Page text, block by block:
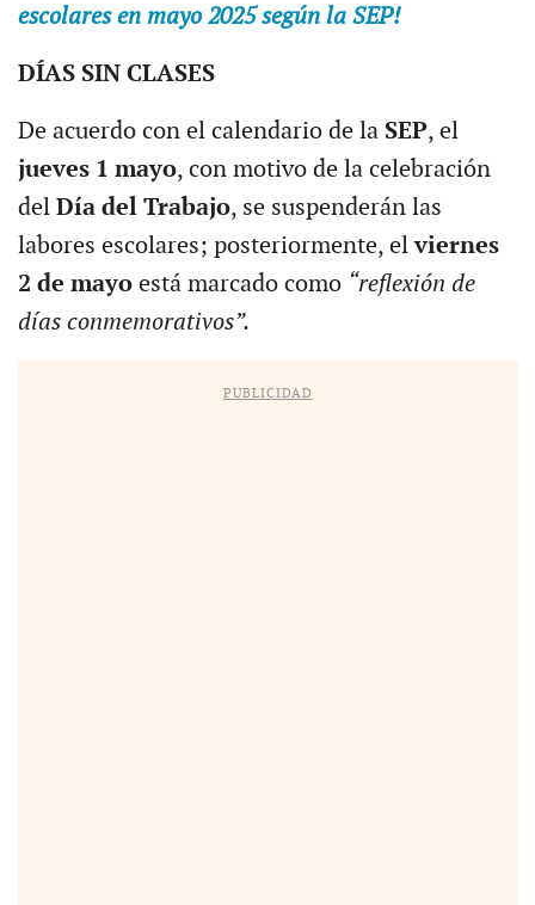
escolares en mayo 2025 según la SEP!
DÍAS SIN CLASES
De acuerdo con el calendario de la SEP, el
jueves 1 mayo, con motivo de la celebración
del Día del Trabajo, se suspenderán las
labores escolares; posteriormente, elviernes
2 de mayo está marcado como “reflexión de
días conmemorativos”.
PUBLICIDAD